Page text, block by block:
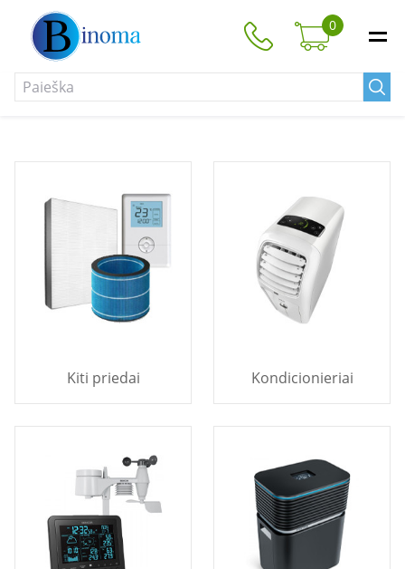
0
Kiti priedai Kondicionieriai